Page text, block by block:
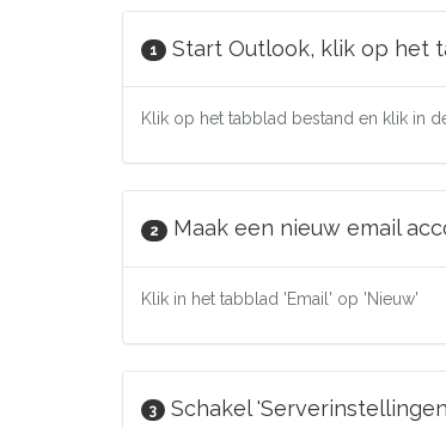
1 Start Outlook, klik op het
Klik op het tabblad bestand en klik in
2 Maak een nieuw email
Klik in het tabblad 'Email' op 'Nieuw'
3 Schakel